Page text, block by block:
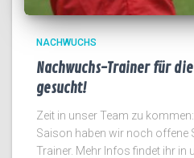
NACHWUCHS
Nachwuchs-Trainer für
gesucht!
Zeit in unser Team zu
Saison haben wir noch offene
Trainer. Mehr Infos findet ihr in